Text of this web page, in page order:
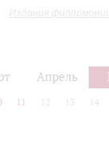
Издания
Апрель
11 12 13 14